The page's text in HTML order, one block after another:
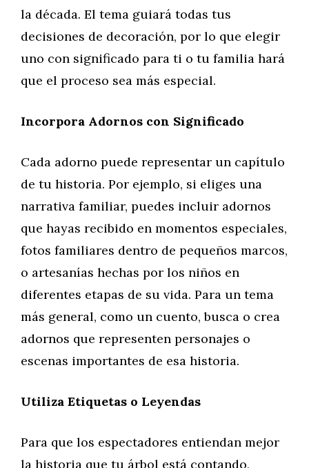
la década. El tema guiará todas tus
decisiones de decoración, por lo que elegir
uno con significado para ti o tu familia hará
que el proceso sea más especial.
Incorpora Adornos con Significado
Cada adorno puede representar un capítulo
de tu historia. Por ejemplo, si eliges una
narrativa familiar, puedes incluir adornos
que hayas recibido en momentos especiales,
fotos familiares dentro de pequeños marcos,
o artesanías hechas por los niños en
diferentes etapas de su vida. Para un tema
más general, como un cuento, busca o crea
adornos que representen personajes o
escenas importantes de esa historia.
Utiliza Etiquetas o Leyendas
Para que los espectadores entiendan mejor
la historia que tu árbol está contando,